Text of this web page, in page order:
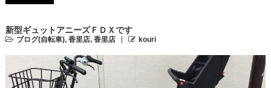
新型ギュットアニーズＦＤＸです
ブログ(自転車), 香里店, 香里店 kouri